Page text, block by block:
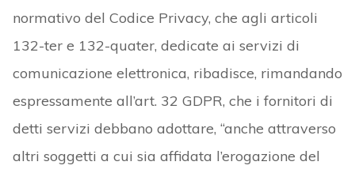
normativo del Codice Privacy, che agli articoli
132-ter e 132-quater, dedicate ai servizi di
comunicazione elettronica, ribadisce, rimandando
espressamente all’art. 32 GDPR, che i fornitori di
detti servizi debbano adottare, “anche attraverso
altri soggetti a cui sia affidata l’erogazione del